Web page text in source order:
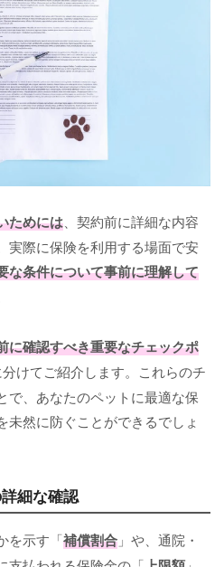
ためには 、契約前に詳細な内容
実際に保険を利用する場面で安
な条件について事前に理解して
に確認すべき重要なチェックポ
けてご紹介します。これらのチ
で、あなたのペットに最適な保
未然に防ぐことができるでしょ
細な確認
を示す「補償割合 」や、通院・